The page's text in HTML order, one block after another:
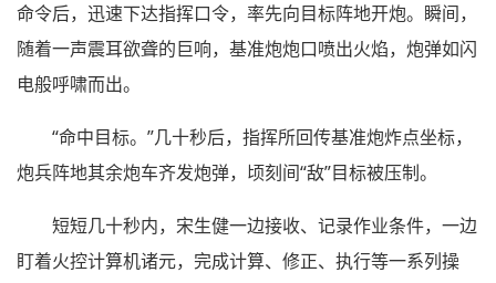
命令后，迅速下达指挥口令，率先向目标阵地开炮。瞬间，
随着一声震耳欲聋的巨响，基准炮炮口喷出火焰，炮弹如闪
电般呼啸而出。
“命中目标。”几十秒后，指挥所回传基准炮炸点坐标，
炮兵阵地其余炮车齐发炮弹，顷刻间“敌”目标被压制。
短短几十秒内，宋生健一边接收、记录作业条件，一边
盯着火控计算机诸元，完成计算、修正、执行等一系列操